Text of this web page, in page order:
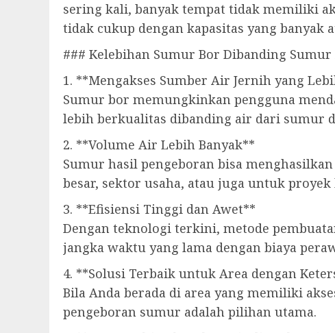
sering kali, banyak tempat tidak memiliki
tidak cukup dengan kapasitas yang
### Kelebihan Sumur Bor Dibanding Sumur
1. **Mengakses Sumber Air Jernih yang
Sumur bor memungkinkan pengguna
lebih berkualitas dibanding air dari sumur
2. **Volume Air Lebih Banyak**
Sumur hasil pengeboran bisa
besar, sektor usaha, atau juga untuk
3. **Efisiensi Tinggi dan Awet**
Dengan teknologi terkini, metode
jangka waktu yang lama dengan biaya
4. **Solusi Terbaik untuk Area dengan
Bila Anda berada di area yang memiliki
pengeboran sumur adalah pilihan utama.